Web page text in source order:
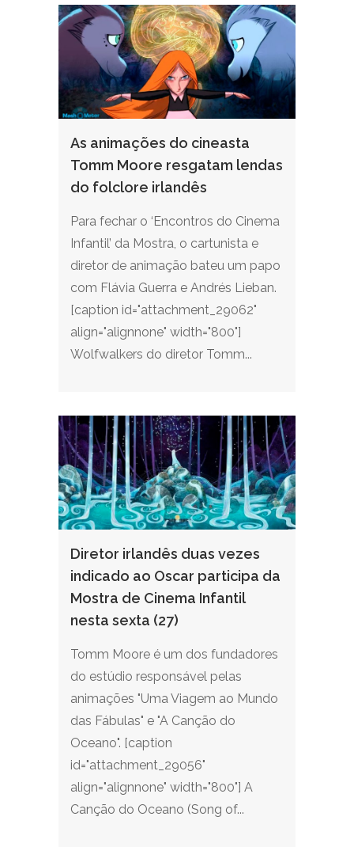
As animações do cineasta
Tomm Moore resgatam lendas
do folclore irlandês
Para fechar o ‘Encontros do Cinema
Infantil’ da Mostra, o cartunista e
diretor de animação bateu um papo
com Flávia Guerra e Andrés Lieban.
[caption id="attachment_29062"
align="alignnone" width="800"]
Wolfwalkers do diretor Tomm...
Diretor irlandês duas vezes
indicado ao Oscar participa da
Mostra de Cinema Infantil
nesta sexta (27)
Tomm Moore é um dos fundadores
do estúdio responsável pelas
animações "Uma Viagem ao Mundo
das Fábulas" e "A Canção do
Oceano". [caption
id="attachment_29056"
align="alignnone" width="800"] A
Canção do Oceano (Song of...